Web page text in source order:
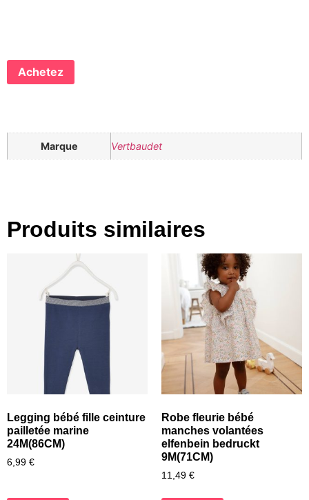
Achetez
Marque Vertbaudet
Produits similaires
Legging bébé fille ceinture
pailletée marine
24M(86CM)
6,99 €
Robe fleurie bébé
manches volantées
elfenbein bedruckt
9M(71CM)
11,49 €